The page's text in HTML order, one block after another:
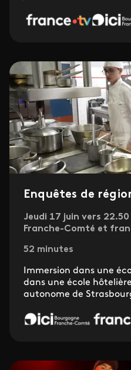
Enquêtes de
Jeudi 17 juin vers
Franche-Comté et
52 minutes
Immersion dans une
dans une école
autonome de